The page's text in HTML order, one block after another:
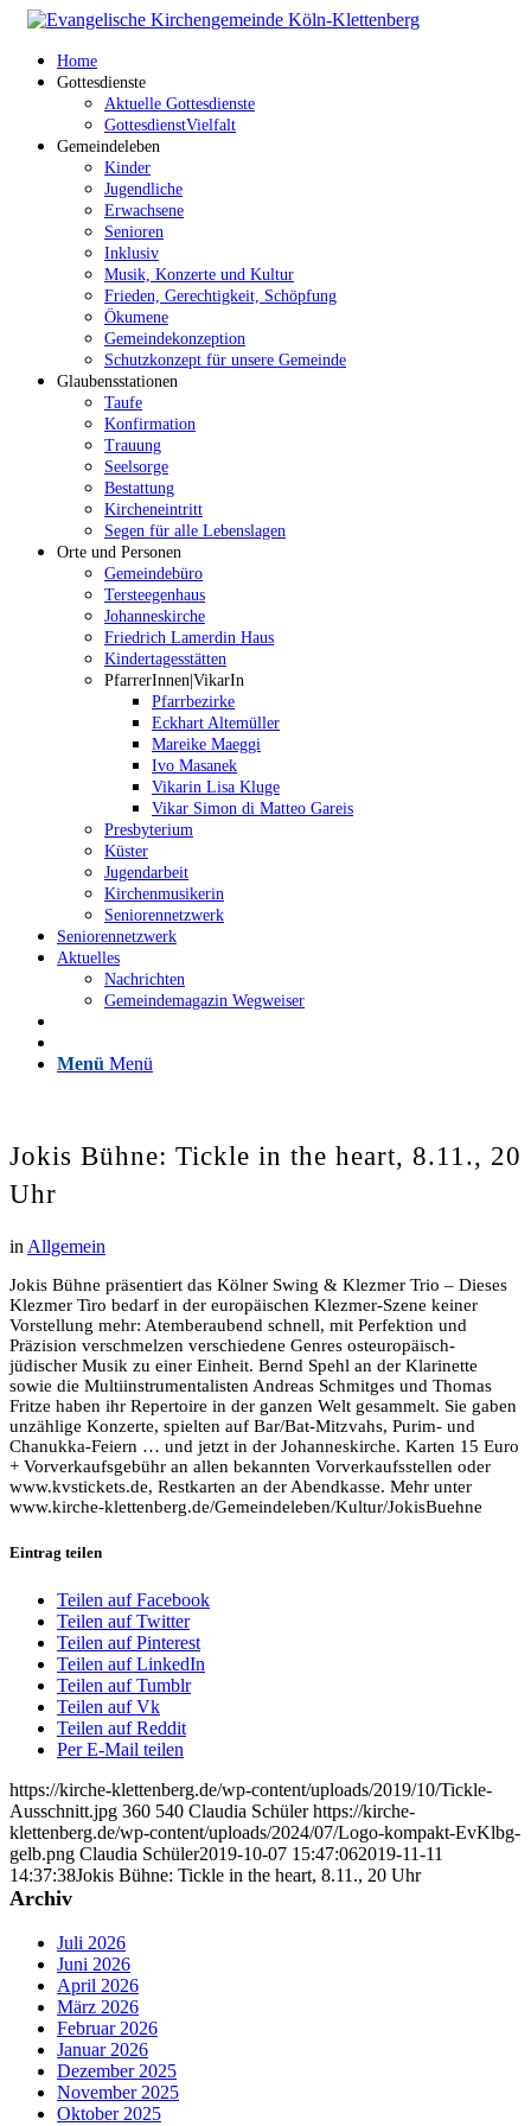
Home
Gottesdienste
Aktuelle Gottesdienste
GottesdienstVielfalt
Gemeindeleben
Kinder
Jugendliche
Erwachsene
Senioren
Inklusiv
Musik, Konzerte und Kultur
Frieden, Gerechtigkeit, Schöpfung
Ökumene
Gemeindekonzeption
Schutzkonzept für unsere Gemeinde
Glaubensstationen
Taufe
Konfirmation
Trauung
Seelsorge
Bestattung
Kircheneintritt
Segen für alle Lebenslagen
Orte und Personen
Gemeindebüro
Tersteegenhaus
Johanneskirche
Friedrich Lamerdin Haus
Kindertagesstätten
PfarrerInnen|VikarIn
Pfarrbezirke
Eckhart Altemüller
Mareike Maeggi
Ivo Masanek
Vikarin Lisa Kluge
Vikar Simon di Matteo Gareis
Presbyterium
Küster
Jugendarbeit
Kirchenmusikerin
Seniorennetzwerk
Seniorennetzwerk
Aktuelles
Nachrichten
Gemeindemagazin Wegweiser
Menü Menü
Jokis Bühne: Tickle in the heart, 8.11., 20
Uhr
in Allgemein
Jokis Bühne präsentiert das Kölner Swing & Klezmer Trio – Dieses
Klezmer Tiro bedarf in der europäischen Klezmer-Szene keiner
Vorstellung mehr: Atemberaubend schnell, mit Perfektion und
Präzision verschmelzen verschiedene Genres osteuropäisch-
jüdischer Musik zu einer Einheit. Bernd Spehl an der Klarinette
sowie die Multiinstrumentalisten Andreas Schmitges und Thomas
Fritze haben ihr Repertoire in der ganzen Welt gesammelt. Sie gaben
unzählige Konzerte, spielten auf Bar/Bat-Mitzvahs, Purim- und
Chanukka-Feiern … und jetzt in der Johanneskirche. Karten 15 Euro
+ Vorverkaufsgebühr an allen bekannten Vorverkaufsstellen oder
www.kvstickets.de, Restkarten an der Abendkasse. Mehr unter
www.kirche-klettenberg.de/Gemeindeleben/Kultur/JokisBuehne
Eintrag teilen
Teilen auf Facebook
Teilen auf Twitter
Teilen auf Pinterest
Teilen auf LinkedIn
Teilen auf Tumblr
Teilen auf Vk
Teilen auf Reddit
Per E-Mail teilen
https://kirche-klettenberg.de/wp-content/uploads/2019/10/Tickle-
Ausschnitt.jpg 360 540 Claudia Schüler https://kirche-
klettenberg.de/wp-content/uploads/2024/07/Logo-kompakt-EvKlbg-
gelb.png Claudia Schüler2019-10-07 15:47:062019-11-11
14:37:38Jokis Bühne: Tickle in the heart, 8.11., 20 Uhr
Archiv
Juli 2026
Juni 2026
April 2026
März 2026
Februar 2026
Januar 2026
Dezember 2025
November 2025
Oktober 2025